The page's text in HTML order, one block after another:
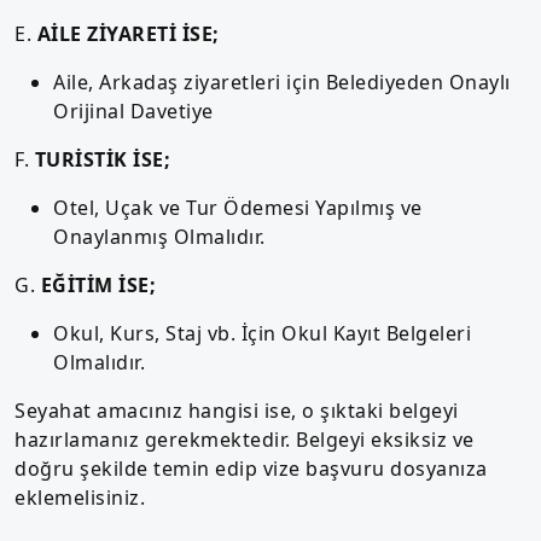
E. AİLE ZİYARETİ İSE;
Aile, Arkadaş ziyaretleri için Belediyeden Onaylı
Orijinal Davetiye
F. TURİSTİK İSE;
Otel, Uçak ve Tur Ödemesi Yapılmış ve
Onaylanmış Olmalıdır.
G. EĞİTİM İSE;
Okul, Kurs, Staj vb. İçin Okul Kayıt Belgeleri
Olmalıdır.
Seyahat amacınız hangisi ise, o şıktaki belgeyi
hazırlamanız gerekmektedir. Belgeyi eksiksiz ve
doğru şekilde temin edip vize başvuru dosyanıza
eklemelisiniz.